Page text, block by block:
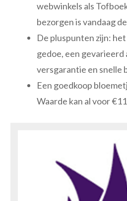
webwinkels als
bezorgen is vandaag
De pluspunten zijn:
gedoe, een gevarieerd
versgarantie en snelle
Een goedkoop
Waarde kan al voor